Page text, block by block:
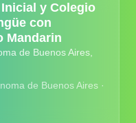
y Colegio
con
Mandarin
de Buenos Aires,
de Buenos Aires ·